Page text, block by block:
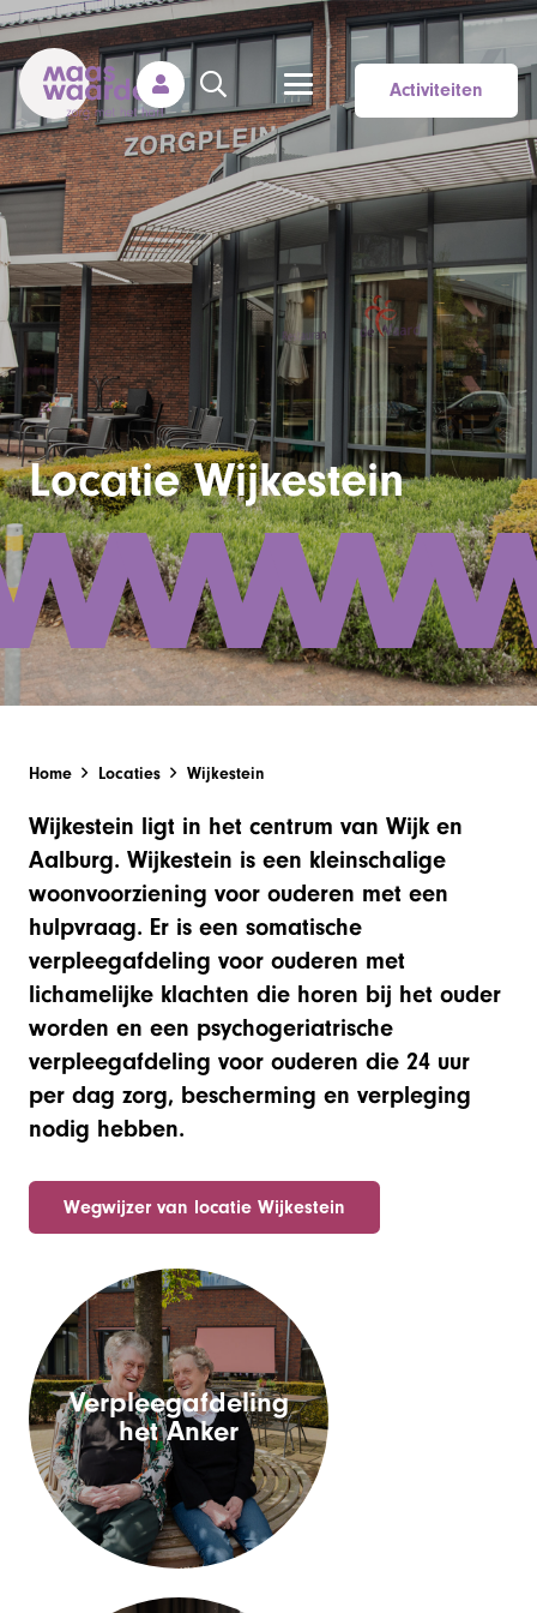
Activiteiten
Locatie Wijkestein
Home Locaties Wijkestein
Wijkestein ligt in het centrum van Wijk en
Aalburg. Wijkestein is een kleinschalige
woonvoorziening voor ouderen met een
hulpvraag. Er is een somatische
verpleegafdeling voor ouderen met
lichamelijke klachten die horen bij het ouder
worden en een psychogeriatrische
verpleegafdeling voor ouderen die 24 uur
per dag zorg, bescherming en verpleging
nodig hebben.
Wegwijzer van locatie Wijkestein
Verpleegafdeling
het Anker
Verpleegafdeling
het Anker